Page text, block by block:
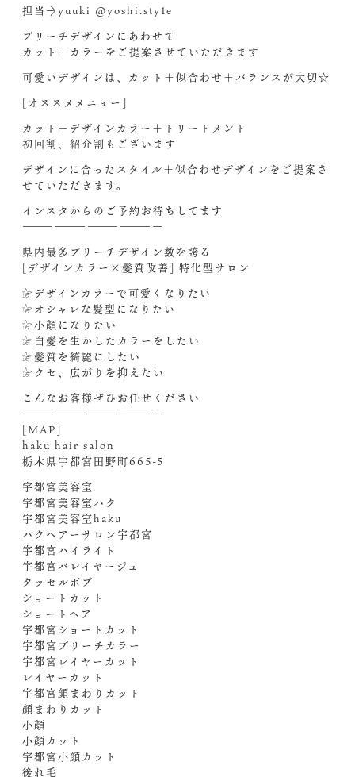
担当→yuuki @yoshi.sty1e
ブリーチデザインにあわせて
カット＋カラーをご提案させていただきます
可愛いデザインは、カット＋似合わせ＋バランスが大切☆
[オススメメニュー]
カット＋デザインカラー＋トリートメント
初回割、紹介割もございます
デザインに合ったスタイル＋似合わせデザインをご提案さ
せていただきます。
インスタからのご予約お待ちしてます‍
—————————————
県内最多ブリーチデザイン数を誇る
[デザインカラー×髪質改善] 特化型サロン
☞デザインカラーで可愛くなりたい
☞オシャレな髪型になりたい
☞小顔になりたい
☞白髪を生かしたカラーをしたい
☞髪質を綺麗にしたい
☞クセ、広がりを抑えたい
こんなお客様ぜひお任せください‍
—————————————
[MAP]
haku hair salon
栃木県宇都宮田野町665-5
宇都宮美容室
宇都宮美容室ハク
宇都宮美容室haku
ハクヘアーサロン宇都宮
宇都宮ハイライト
宇都宮バレイヤージュ
タッセルボブ
ショートカット
ショートヘア
宇都宮ショートカット
宇都宮ブリーチカラー
宇都宮レイヤーカット
レイヤーカット
宇都宮顔まわりカット
顔まわりカット
小顔
小顔カット
宇都宮小顔カット
後れ毛